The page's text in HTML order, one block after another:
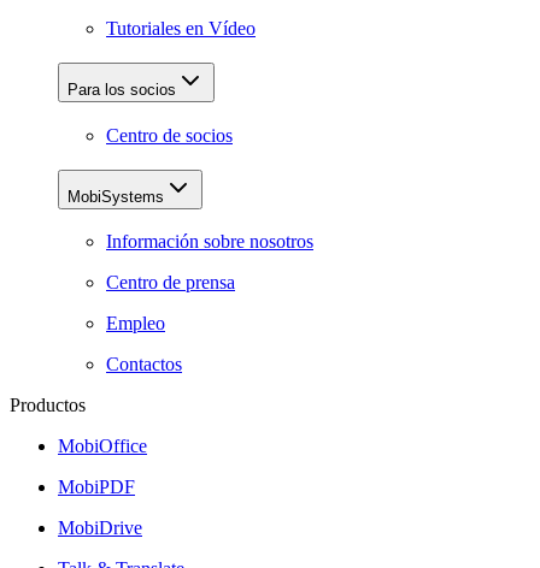
Tutoriales en Vídeo
Para los socios
Centro de socios
MobiSystems
Información sobre nosotros
Centro de prensa
Empleo
Contactos
Productos
MobiOffice
MobiPDF
MobiDrive